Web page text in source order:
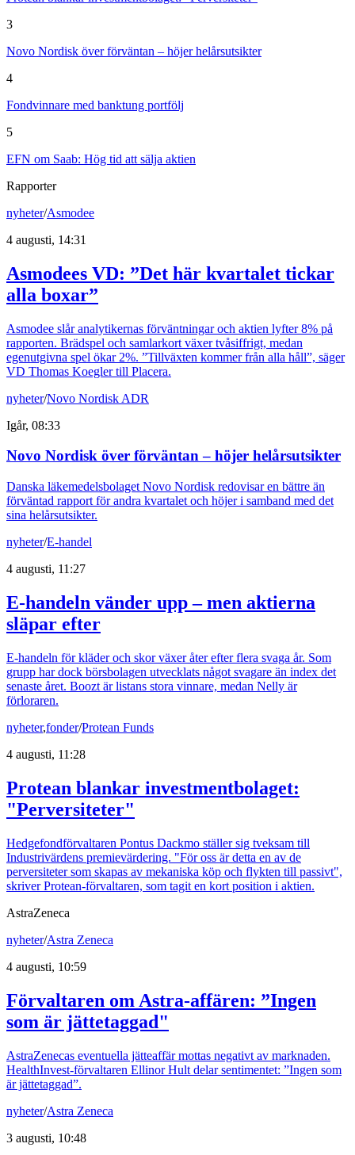
3
Novo Nordisk över förväntan – höjer helårsutsikter
4
Fondvinnare med banktung portfölj
5
EFN om Saab: Hög tid att sälja aktien
Rapporter
nyheter/Asmodee
4 augusti, 14:31
Asmodees VD: ”Det här kvartalet tickar
alla boxar”
Asmodee slår analytikernas förväntningar och aktien lyfter 8% på
rapporten. Brädspel och samlarkort växer tvåsiffrigt, medan
egenutgivna spel ökar 2%. ”Tillväxten kommer från alla håll”, säger
VD Thomas Koegler till Placera.
nyheter/Novo Nordisk ADR
Igår, 08:33
Novo Nordisk över förväntan – höjer helårsutsikter
Danska läkemedelsbolaget Novo Nordisk redovisar en bättre än
förväntad rapport för andra kvartalet och höjer i samband med det
sina helårsutsikter.
nyheter/E-handel
4 augusti, 11:27
E-handeln vänder upp – men aktierna
släpar efter
E-handeln för kläder och skor växer åter efter flera svaga år. Som
grupp har dock börsbolagen utvecklats något svagare än index det
senaste året. Boozt är listans stora vinnare, medan Nelly är
förloraren.
nyheter,fonder/Protean Funds
4 augusti, 11:28
Protean blankar investmentbolaget:
"Perversiteter"
Hedgefondförvaltaren Pontus Dackmo ställer sig tveksam till
Industrivärdens premievärdering. "För oss är detta en av de
perversiteter som skapas av mekaniska köp och flykten till passivt",
skriver Protean-förvaltaren, som tagit en kort position i aktien.
AstraZeneca
nyheter/Astra Zeneca
4 augusti, 10:59
Förvaltaren om Astra-affären: ”Ingen
som är jättetaggad"
AstraZenecas eventuella jätteaffär mottas negativt av marknaden.
HealthInvest-förvaltaren Ellinor Hult delar sentimentet: ”Ingen som
är jättetaggad”.
nyheter/Astra Zeneca
3 augusti, 10:48